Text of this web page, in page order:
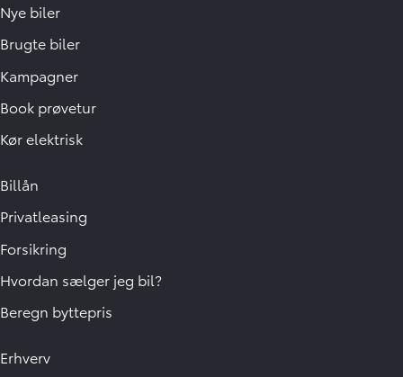
Nye biler
Brugte biler
Kampagner
Book prøvetur
Kør elektrisk
Billån
Privatleasing
Forsikring
Hvordan sælger jeg bil?
Beregn byttepris
Erhverv